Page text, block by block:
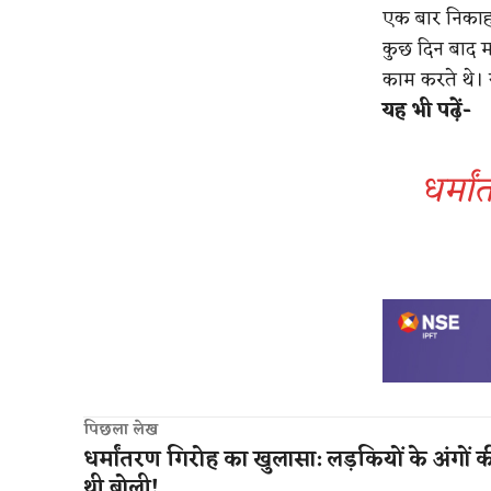
एक बार
कुछ दिन बाद
काम करते थे।
​यह भी पढ़ें-
पिछला लेख
धर्मांतरण गिरोह का खुलासा: लड़कियों के अंगों